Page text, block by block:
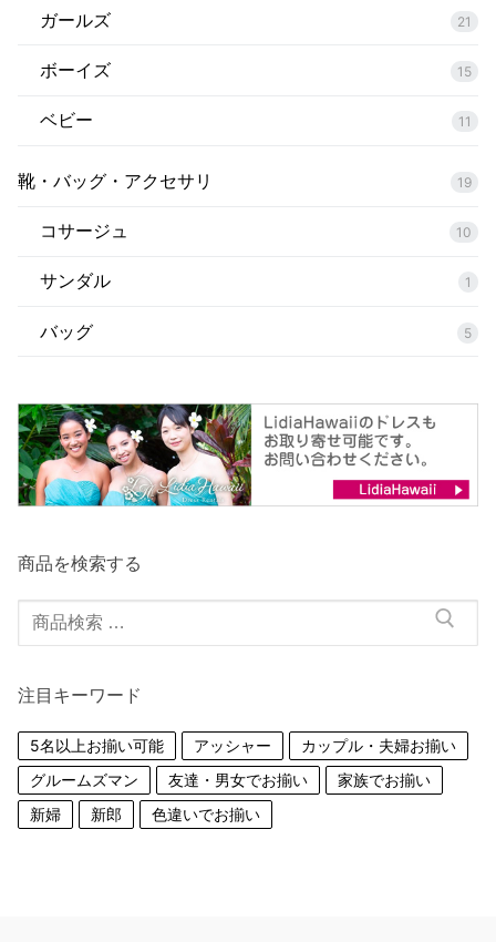
ガールズ 21
ボーイズ 15
ベビー 11
靴・バッグ・アクセサリ 19
コサージュ 10
サンダル 1
バッグ 5
商品を検索する
検
索
象:
注目キーワード
5名以上お揃い可能 アッシャー
カップル・夫婦お揃い
グルームズマン
友達・男女でお揃い
家族でお揃い
新婦
新郎 色違いでお揃い